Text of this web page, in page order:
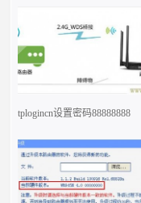
tplogincn设置密码88888888